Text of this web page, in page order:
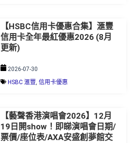
【HSBC信用卡優惠合集】滙豐
信用卡全年最紅優惠2026 (8月
更新)
2026-07-30
HSBC 滙豐, 信用卡優惠
【藝聲香港演唱會2026】12月
19日開show！即睇演唱會日期/
票價/座位表/AXA安盛創夢館交